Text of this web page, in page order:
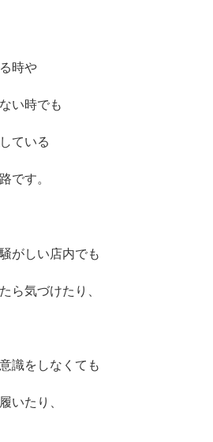
時や
い時でも
ている
です。
がしい店内でも
ら気づけたり、
識をしなくても
いたり、